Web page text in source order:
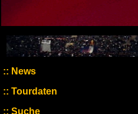
News
Tourdaten
Suche